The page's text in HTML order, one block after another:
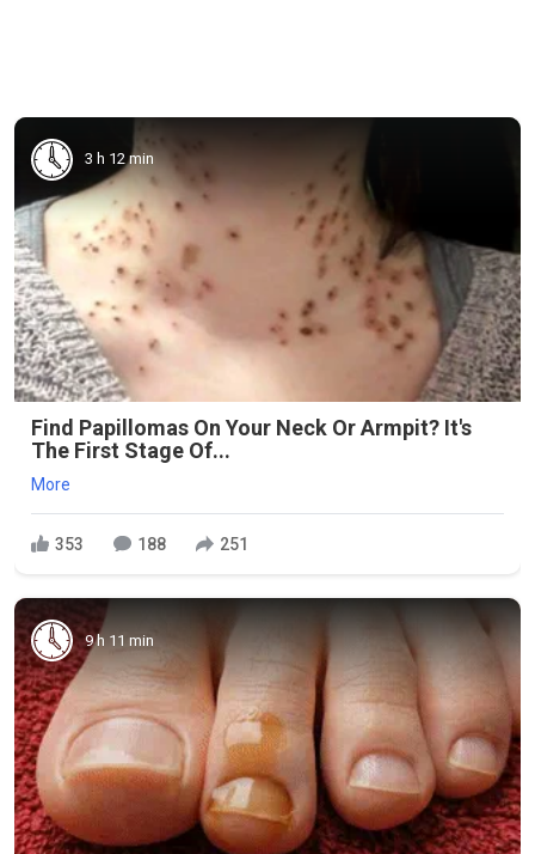
3 h 12 min
Find Papillomas On Your Neck Or Armpit? It's
The First Stage Of...
More
353 188 251
9 h 11 min